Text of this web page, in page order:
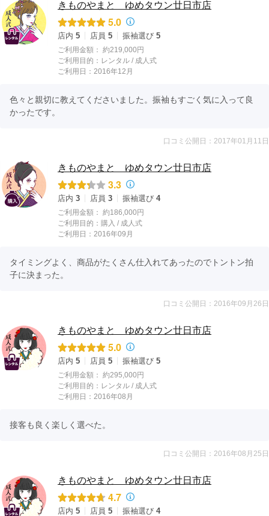
きものやまと ゆめタウン廿日市店
5.0
店内 5 店員 5 振袖選び 5
ご利用金額： 約219,000円
ご利用目的： レンタル / 成人式
ご利用日：2016年12月
色々と親切に教えてくださいました。振袖もすごく気に入って良
かったです。
口コミ公開日：2017年01月11日
きものやまと ゆめタウン廿日市店
3.3
店内 3 店員 3 振袖選び 4
ご利用金額： 約186,000円
ご利用目的： 購入 / 成人式
ご利用日：2016年09月
タイミングよく、商品がたくさん仕入れてあったのでトントン拍
子に決まった。
口コミ公開日：2016年09月26日
きものやまと ゆめタウン廿日市店
5.0
店内 5 店員 5 振袖選び 5
ご利用金額： 約295,000円
ご利用目的： レンタル / 成人式
ご利用日：2016年08月
接客も良く楽しく選べた。
口コミ公開日：2016年08月25日
きものやまと ゆめタウン廿日市店
4.7
店内 5 店員 5 振袖選び 4